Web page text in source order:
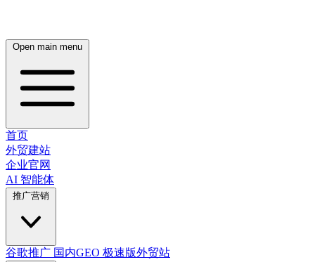
Open main menu
首页
外贸建站
企业官网
AI 智能体
推广营销
谷歌推广 国内GEO 极速版外贸站